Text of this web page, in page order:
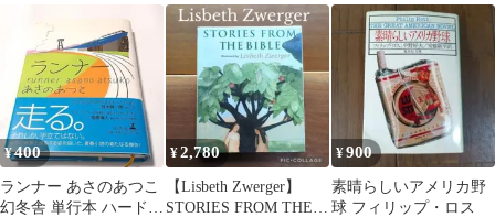
ニーナ・ウェグナー
¥400
ランナー あさのあつこ
幻冬舎 単行本 ハードカ
¥2,780
【Lisbeth Zwerger】
STORIES FROM THE
¥900
素晴らしいアメリカ野
球 フィリップ・ロス